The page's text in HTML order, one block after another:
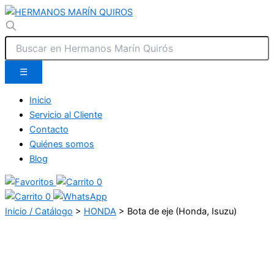
☰
Inicio
Servicio al Cliente
Contacto
Quiénes somos
Blog
0
0
Inicio / Catálogo > HONDA > Bota de eje (Honda, Isuzu)